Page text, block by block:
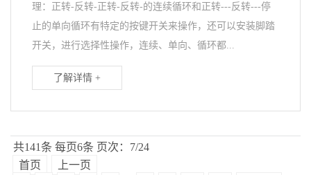
理：正转-反转-正转-反转-的连续循环和正转---反转---停
止的单向循环有特定的按键开关来操作，还可以安装脚踏
开关，进行选择性操作，连续、单向、循环都...
了解详情 +
共141条 每页6条 页次：7/24
首页
上一页